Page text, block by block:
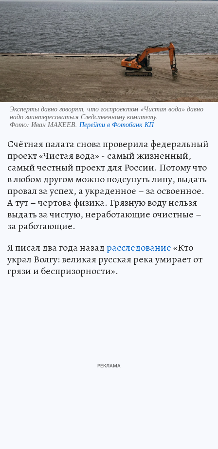
Эксперты давно говорят, что госпроектом «Чистая вода» давно
надо заинтересоваться Следственному комитету.
Фото: Иван МАКЕЕВ. Перейти в Фотобанк КП
Счётная палата снова проверила федеральный
проект «Чистая вода» - самый жизненный,
самый честный проект для России. Потому что
в любом другом можно подсунуть липу, выдать
провал за успех, а украденное – за освоенное.
А тут – чертова физика. Грязную воду нельзя
выдать за чистую, неработающие очистные –
за работающие.
Я писал два года назадрасследование«Кто
украл Волгу: великая русская река умирает от
грязи и беспризорности».